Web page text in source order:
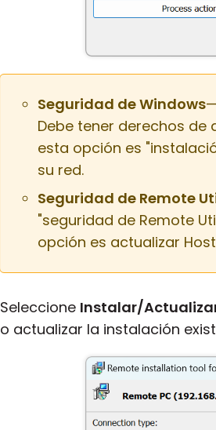
Seguridad de Windows
Debe tener derechos de
esta opción es
su red.
Seguridad de Remote
"seguridad de Remote
opción es actualizar
Seleccione Instalar/
o actualizar la instalación